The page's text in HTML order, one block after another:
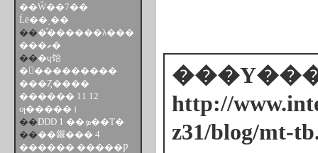
http://
z31/blog/mt-
��Ŵ��7��
Ĺë��͵��
���ͤ������λ���
���ޡ�
���ɥ饴
�󥯥���������
���Ȥ����
������ 11 12
ƣ�����।
��
DDD 1 ��ܤ��Τ�
����䤷��� 4
������ �����Ƿ